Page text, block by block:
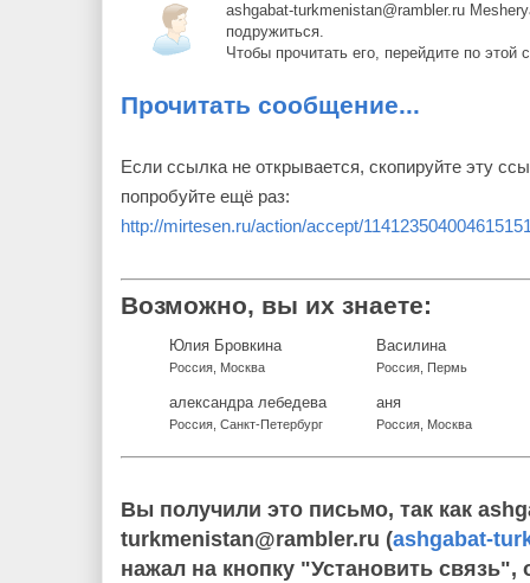
ashgabat-turkmenistan@rambler.ru
подружиться.
Чтобы прочитать его, перейдите по этой
Прочитать сообщение...
Если ссылка не открывается, скопируйте эту
попробуйте ещё раз:
http://mirtesen.ru/action/accept/
Возможно, вы их знаете:
Юлия Бровкина
Россия, Москва
Василина
Россия, Пермь
александра лебедева
Россия, Санкт-Петербург
аня
Россия, Москва
Вы получили это письмо, так как
turkmenistan@rambler.ru (ashgabat-
нажал на кнопку "Установить связь",